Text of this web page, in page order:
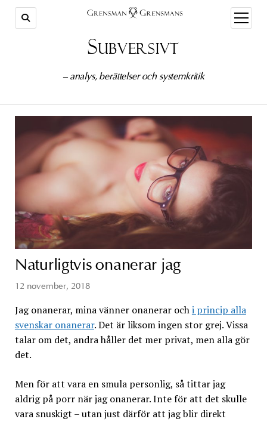
öppna
meny
Subversivt
– analys, berättelser och systemkritik
Naturligtvis onanerar jag
12 november, 2018
Jag onanerar, mina vänner onanerar ochi princip alla
svenskar onanerar. Det är liksom ingen stor grej. Vissa
talar om det, andra håller det mer privat, men alla gör
det.
Men för att vara en smula personlig, så tittar jag
aldrig på porr när jag onanerar. Inte för att det skulle
vara snuskigt – utan just därför att jag blir direkt